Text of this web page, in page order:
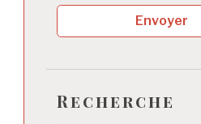
Envoyer
Recherche